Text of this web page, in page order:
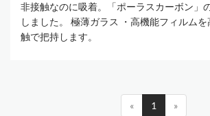
非接触なのに吸着。「ポーラスカーボン」
しました。 極薄ガラス ・高機能フィルム
触で把持します。
« 1 »